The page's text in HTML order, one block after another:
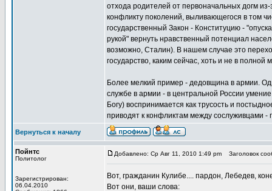
отхода родителей от первоначальных догм
конфликту поколений, выливающегося в том
государственный Закон - Конституцию -
рукой" вернуть нравственный потенциал
возможно, Сталин). В нашем случае это
государство, каким сейчас, хоть и не в
Более мелкий пример - дедовщина в армии.
службе в армии - в центральной России
Богу) воспринимается как трусость и
приводят к конфликтам между сослуживцами -
Вернуться к началу
Пойнтс
Политолог
Зарегистрирован:
06.04.2010
Добавлено: Ср Авг 11, 2010 1:49 pm Заголовок
Вот, гражданин Кулибе.... пардон, Лебедев,
Вот они, ваши слова: